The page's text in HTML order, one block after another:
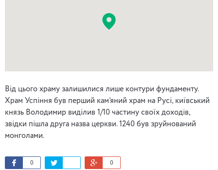
Від цього храму залишилися лише контури фундаменту.
Храм Успіння був перший кам’яний храм на Русі, київський
князь Володимир виділив 1/10 частину своїх доходів,
звідки пішла друга назва церкви. 1240 був зруйнований
монголами.
0 0